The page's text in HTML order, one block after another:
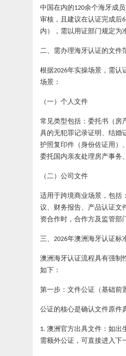
中国在内的120余个海牙成
审核，且建议在认证完成后6
内），需以用证部门规定为
二、需办理海牙认证的文件
根据2026年实操场景，需认
场景：
（一）个人文件
常见类型包括：委托书（房
具的无犯罪记录证明、结婚
护照复印件（身份佐证用）
委托国内亲友处理房产事务
（二）公司文件
适用于跨境商业场景，包括
议、财务报告、产品认证文
资合作时，合作方及监管部
三、 2026年澳洲海牙认证标
澳洲海牙认证流程具有强制
如下：
第一步：文件公证（基础前
公证的核心是确认文件原件
1. 澳洲官方出具文件：如出
需额外公证，可直接进入下